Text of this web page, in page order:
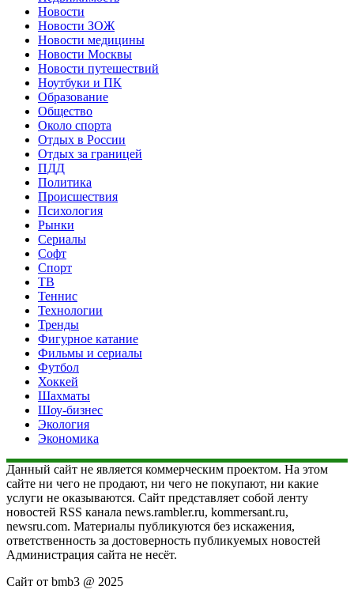
Новости
Новости ЗОЖ
Новости медицины
Новости Москвы
Новости путешествий
Ноутбуки и ПК
Образование
Общество
Около спорта
Отдых в России
Отдых за границей
ПДД
Политика
Происшествия
Психология
Рынки
Сериалы
Софт
Спорт
ТВ
Теннис
Технологии
Тренды
Фигурное катание
Фильмы и сериалы
Футбол
Хоккей
Шахматы
Шоу-бизнес
Экология
Экономика
Данный сайт не является коммерческим проектом. На этом
сайте ни чего не продают, ни чего не покупают, ни какие
услуги не оказываются. Сайт представляет собой ленту
новостей RSS канала news.rambler.ru, kommersant.ru,
newsru.com. Материалы публикуются без искажения,
ответственность за достоверность публикуемых новостей
Администрация сайта не несёт.
Сайт от bmb3 @ 2025